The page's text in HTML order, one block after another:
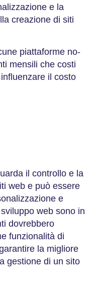
e la
creazione di siti
piattaforme no-
mensili che costi
il costo
il controllo e la
web e può essere
e
web sono in
dovrebbero
funzionalità di
la migliore
gestione di un sito